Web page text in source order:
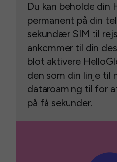
Du kan beholde din
permanent på din
sekundær SIM til
ankommer til din
blot aktivere
den som din linje til
dataroaming til for
på få sekunder.